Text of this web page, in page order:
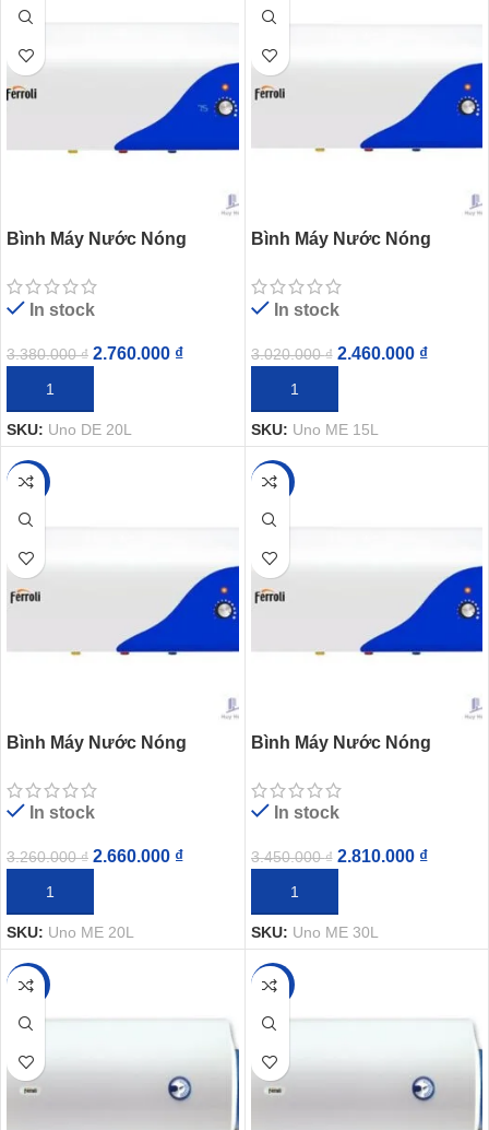
Bình Máy Nước Nóng
Tiếp 2500W
In stock
3.380.000₫ 2.760.000 ₫
THÊM VÀO GIỎ HÀNG
SKU: Uno DE 20L
Bình Máy Nước Nóng
Tiếp 2500W
In stock
3.020.000₫ 2.460.000 ₫
THÊM VÀO GIỎ HÀNG
SKU: Uno ME 15L
-18%
Bình Máy Nước Nóng
Tiếp 2500W
In stock
3.260.000₫ 2.660.000 ₫
THÊM VÀO GIỎ HÀNG
SKU: Uno ME 20L
-19%
Bình Máy Nước Nóng
Tiếp 2500W
In stock
3.450.000₫ 2.810.000 ₫
THÊM VÀO GIỎ HÀNG
SKU: Uno ME 30L
-26% -26%